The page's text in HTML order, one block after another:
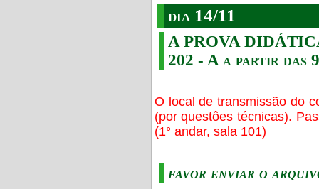
dia 14/11
A PROVA
202 - A a partir das
O local de transmissão do
(por questôes técnicas).
(1° andar, sala 101)
favor enviar o